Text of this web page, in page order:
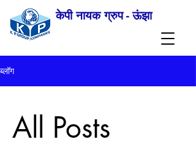
केपी नायक ग्रुप - ऊंझा
ब्लॉग
All Posts